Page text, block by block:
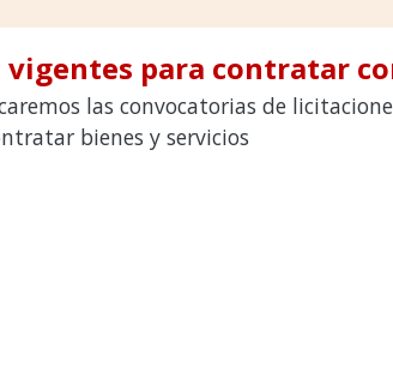
vigentes para contratar
las convocatorias de
bienes y servicios